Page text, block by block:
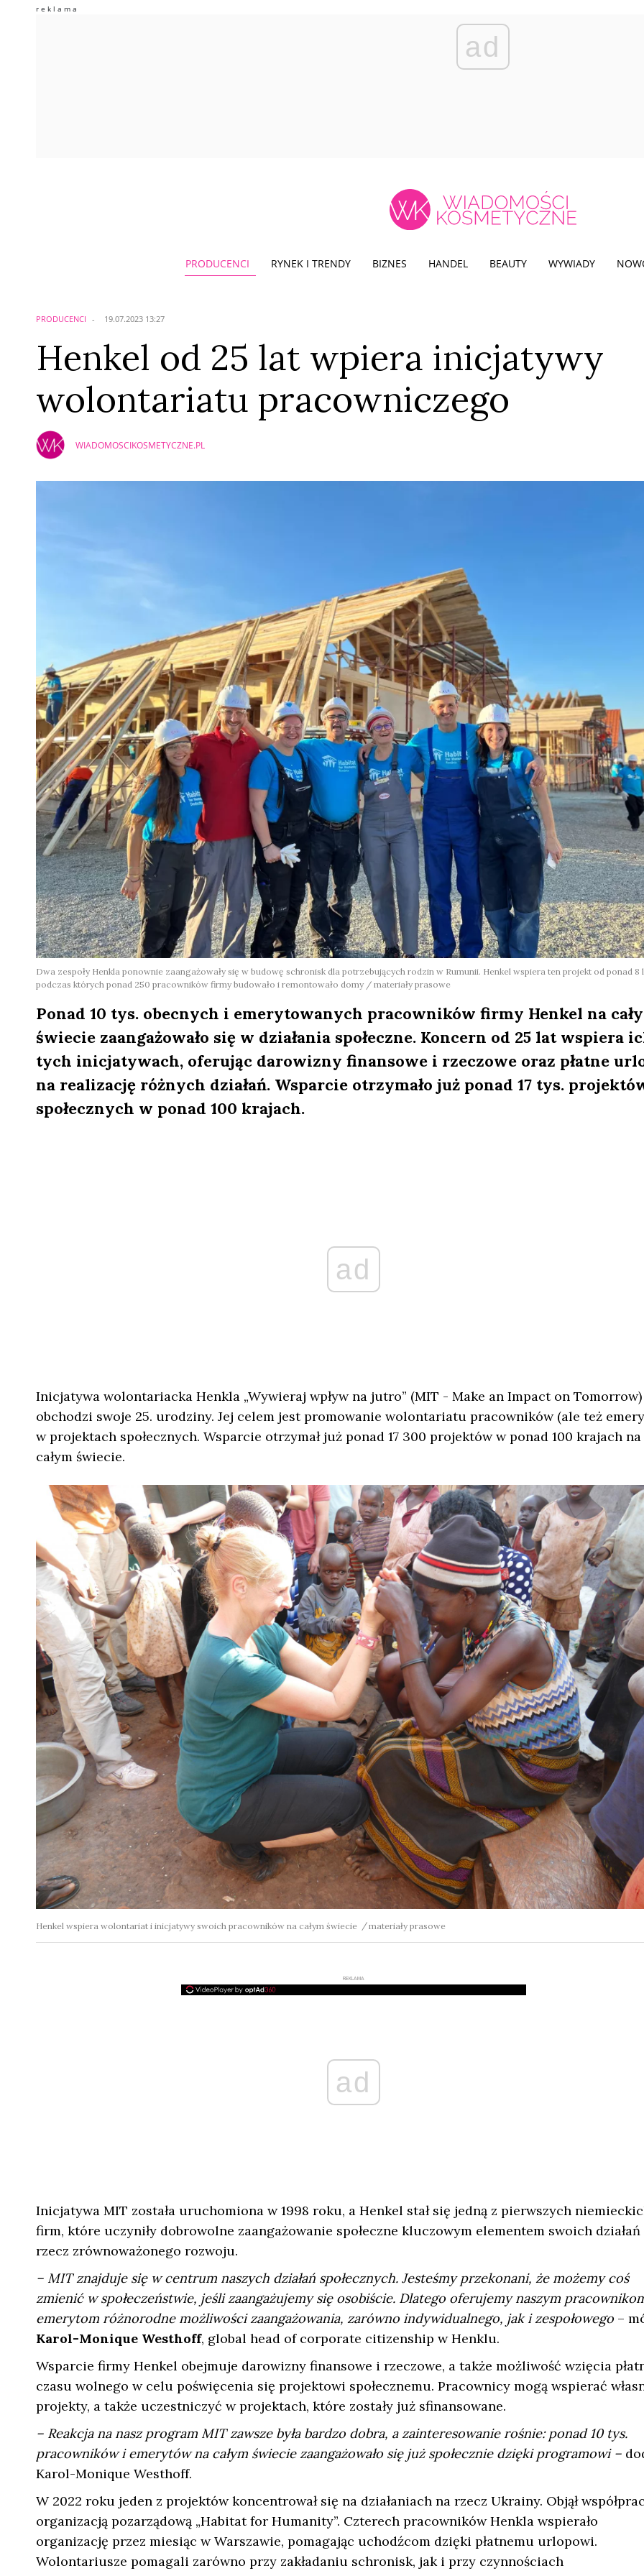
ad
PRODUCENCI RYNEK I TRENDY BIZNES HANDEL BEAUTY WYWIADY
PRODUCENCI 19.07.2023 13:27
Henkel od 25 lat wpiera inicjatywy
wolontariatu pracowniczego
WIADOMOSCIKOSMETYCZNE.PL
Dwa zespoły Henkla ponownie zaangażowały się w budowę schronisk dla potrzebujących rodzin w Rumunii. Henkel wspiera ten projekt od ponad 8
podczas których ponad 250 pracowników firmy budowało i remontowało domy / materiały prasowe
Ponad 10 tys. obecnych i emerytowanych pracowników firmy Henkel na
świecie zaangażowało się w działania społeczne. Koncern od 25 lat wspiera
tych inicjatywach, oferując darowizny finansowe i rzeczowe oraz płatne
na realizację różnych działań. Wsparcie otrzymało już ponad 17 tys.
społecznych w ponad 100 krajach.
ad
Inicjatywa wolontariacka Henkla „Wywieraj wpływ na jutro” (MIT - Make an Impact on Tomorrow)
obchodzi swoje 25. urodziny. Jej celem jest promowanie wolontariatu pracowników (ale też
w projektach społecznych. Wsparcie otrzymał już ponad 17 300 projektów w ponad 100 krajach na
całym świecie.
Henkel wspiera wolontariat i inicjatywy swoich pracowników na całym świecie materiały prasowe
REKLAMA
ad
Inicjatywa MIT została uruchomiona w 1998 roku, a Henkel stał się jedną z pierwszych
firm, które uczyniły dobrowolne zaangażowanie społeczne kluczowym elementem swoich działań
rzecz zrównoważonego rozwoju.
– MIT znajduje się w centrum naszych działań społecznych. Jesteśmy przekonani, że możemy coś
zmienić w społeczeństwie, jeśli zaangażujemy się osobiście. Dlatego oferujemy naszym
emerytom różnorodne możliwości zaangażowania, zarówno indywidualnego, jak i zespołowego –
Karol-Monique Westhoff, global head of corporate citizenship w Henklu.
Wsparcie firmy Henkel obejmuje darowizny finansowe i rzeczowe, a także możliwość wzięcia
czasu wolnego w celu poświęcenia się projektowi społecznemu. Pracownicy mogą wspierać
projekty, a także uczestniczyć w projektach, które zostały już sfinansowane.
– Reakcja na nasz program MIT zawsze była bardzo dobra, a zainteresowanie rośnie: ponad 10 tys.
pracowników i emerytów na całym świecie zaangażowało się już społecznie dzięki programowi –
Karol-Monique Westhoff.
W 2022 roku jeden z projektów koncentrował się na działaniach na rzecz Ukrainy. Objął
organizacją pozarządową „Habitat for Humanity”. Czterech pracowników Henkla wspierało
organizację przez miesiąc w Warszawie, pomagając uchodźcom dzięki płatnemu urlopowi.
Wolontariusze pomagali zarówno przy zakładaniu schronisk, jak i przy czynnościach